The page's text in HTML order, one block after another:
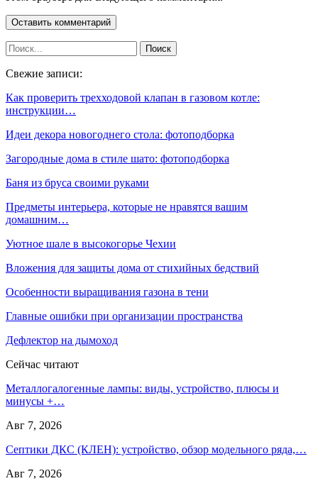
Свежие записи:
Как проверить трехходовой клапан в газовом котле:
инструкции…
Идеи декора новогоднего стола: фотоподборка
Загородные дома в стиле шато: фотоподборка
Баня из бруса своими руками
Предметы интерьера, которые не нравятся вашим
домашним…
Уютное шале в высокогорье Чехии
Вложения для защиты дома от стихийных бедствий
Особенности выращивания газона в тени
Главные ошибки при организации пространства
Дефлектор на дымоход
Сейчас читают
Металлогалогенные лампы: виды, устройство, плюсы и
минусы +…
Авг 7, 2026
Септики ДКС (КЛЕН): устройство, обзор модельного ряда,…
Авг 7, 2026